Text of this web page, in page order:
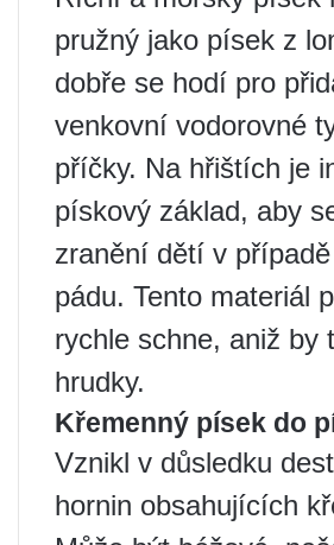
pružný jako písek z
dobře se hodí pro
venkovní vodorovné
příčky. Na hřištích je
pískový základ, aby
zranění dětí v
pádu. Tento materiál
rychle schne, aniž by
hrudky.
Křemenný písek do
Vznikl v důsledku
hornin obsahujících